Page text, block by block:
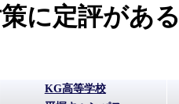
に定評があ
KG高等学校